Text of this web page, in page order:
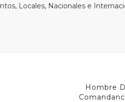
Locales, Nacionales e
Hombre